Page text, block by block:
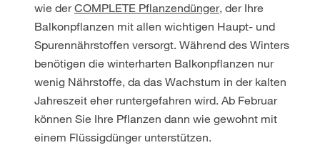
wie derCOMPLETE Pflanzendünger, der Ihre
Balkonpflanzen mit allen wichtigen Haupt- und
Spurennährstoffen versorgt. Während des Winters
benötigen die winterharten Balkonpflanzen nur
wenig Nährstoffe, da das Wachstum in der kalten
Jahreszeit eher runtergefahren wird. Ab Februar
können Sie Ihre Pflanzen dann wie gewohnt mit
einem Flüssigdünger unterstützen.